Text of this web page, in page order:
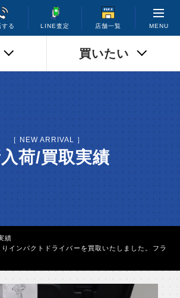
する LINE査定 店舗一覧 MENU
買いたい
［ NEW ARRIVAL ］
荷/買取実績
績
インパクトドライバーを買取いたしました。フラ